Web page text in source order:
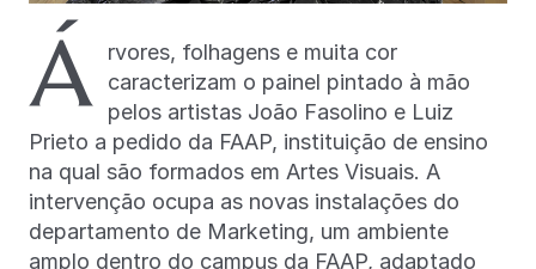
Á
rvores, folhagens e muita cor
caracterizam o painel pintado à mão
pelos artistas João Fasolino e Luiz
Prieto a pedido da FAAP, instituição de ensino
na qual são formados em Artes Visuais. A
intervenção ocupa as novas instalações do
departamento de Marketing, um ambiente
amplo dentro do campus da FAAP, adaptado